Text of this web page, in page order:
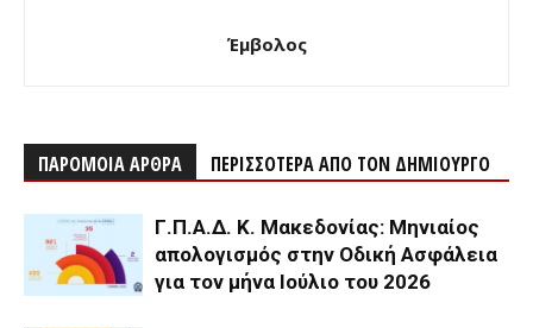
Έμβολος
ΠΑΡΟΜΟΙΑ ΑΡΘΡΑ ΠΕΡΙΣΣΟΤΕΡΑ ΑΠΟ ΤΟΝ ΔΗΜΙΟΥΡΓΟ
Γ.Π.Α.Δ. Κ. Μακεδονίας: Μηνιαίος
απολογισμός στην Οδική Ασφάλεια
για τον μήνα Ιούλιο του 2026